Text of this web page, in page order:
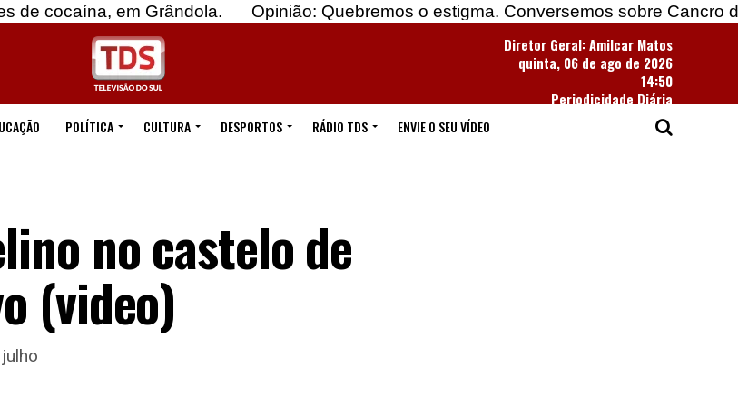
em Grândola.
Opinião: Quebremos o estigma. Conversemos sobre Cancro do
Diretor Geral: Amilcar Matos
quinta, 06 de ago de 2026
14:50
Periodicidade Diária
POLÍTICA CULTURA DESPORTOS RÁDIO TDS ENVIE O SEU VÍDEO
no castelo de
(video)